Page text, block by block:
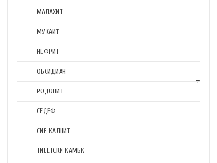
МАЛАХИТ
МУКАИТ
НЕФРИТ
ОБСИДИАН
РОДОНИТ
СЕДЕФ
СИВ КАЛЦИТ
ТИБЕТСКИ КАМЪК